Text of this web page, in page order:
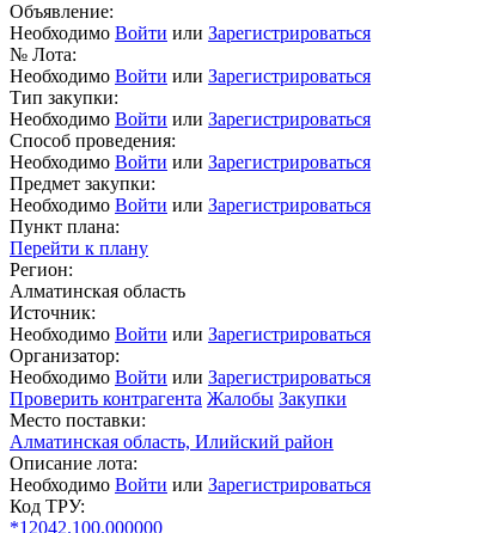
Объявление:
Необходимо Войти или Зарегистрироваться
№ Лота:
Необходимо Войти или Зарегистрироваться
Тип закупки:
Необходимо Войти или Зарегистрироваться
Способ проведения:
Необходимо Войти или Зарегистрироваться
Предмет закупки:
Необходимо Войти или Зарегистрироваться
Пункт плана:
Перейти к плану
Регион:
Алматинская область
Источник:
Необходимо Войти или Зарегистрироваться
Организатор:
Необходимо Войти или Зарегистрироваться
Проверить контрагента Жалобы Закупки
Место поставки:
Алматинская область, Илийский район
Описание лота:
Необходимо Войти или Зарегистрироваться
Код ТРУ:
*12042.100.000000